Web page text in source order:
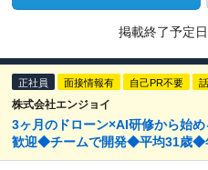
掲載終了予定日
正社員 面接情報有 自己PR不要
株式会社エンジョイ
3ヶ月のドローン×AI研修から始
歓迎◆チームで開発◆平均31歳◆